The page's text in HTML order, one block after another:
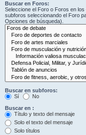
Buscar en Foros:
Seleccione el Foro o Foros en
subforos seleccionando el Foro
Opciones de búsqueda).
Buscar en subforos:
Sí
No
Buscar en :
Título y texto del mensaje
Solo el texto del mensaje
Solo títulos